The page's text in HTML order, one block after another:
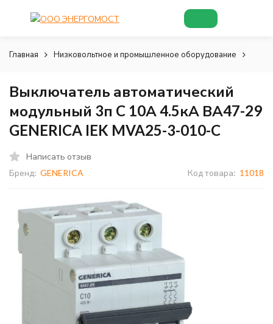
Главная Низковольтное и промышленное оборудование
Выключатель автоматический
модульный 3п C 10А 4.5кА ВА47-29
GENERICA IEK MVA25-3-010-C
Написать отзыв
Бренд: GENERICA Код товара: 11018